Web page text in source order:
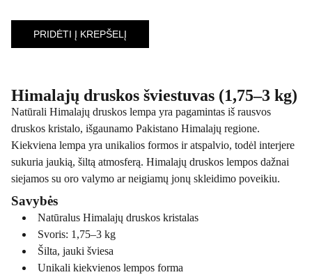
PRIDĖTI Į KREPŠELĮ
Himalajų druskos šviestuvas (1,75–3 kg)
Natūrali Himalajų druskos lempa yra pagamintas iš rausvos
druskos kristalo, išgaunamo Pakistano Himalajų regione.
Kiekviena lempa yra unikalios formos ir atspalvio, todėl interjere
sukuria jaukią, šiltą atmosferą. Himalajų druskos lempos dažnai
siejamos su oro valymo ar neigiamų jonų skleidimo poveikiu.
Savybės
Natūralus Himalajų druskos kristalas
Svoris: 1,75–3 kg
Šilta, jauki šviesa
Unikali kiekvienos lempos forma